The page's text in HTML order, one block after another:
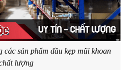
các sản phẩm đầu kẹp mũi khoan
lượng